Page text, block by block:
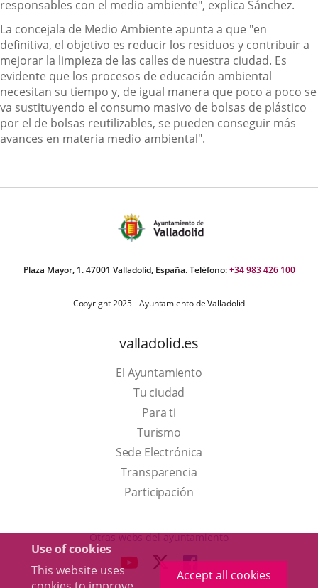
Use of cookies
This website uses
Accept all cookies
responsables con el medio ambiente", explica Sánchez.
La concejala de Medio Ambiente apunta a que "en
definitiva, el objetivo es reducir los residuos y contribuir a
mejorar la limpieza de las calles de nuestra ciudad. Es
evidente que los procesos de educación ambiental
necesitan su tiempo y, de igual manera que poco a poco se
va sustituyendo el consumo masivo de bolsas de plástico
por el de bolsas reutilizables, se pueden conseguir más
avances en materia medio ambiental".
Plaza Mayor, 1. 47001 Valladolid, España. Teléfono:+34 983 426 100
Copyright 2025 - Ayuntamiento de Valladolid
valladolid.es
El Ayuntamiento
Tu ciudad
Para ti
TurismoThis
link
will
open
a
up
Sede Electrónica
Transparencia
Participación
Otras webs del ayuntamiento
LINK LINK
TO
LINK
TO